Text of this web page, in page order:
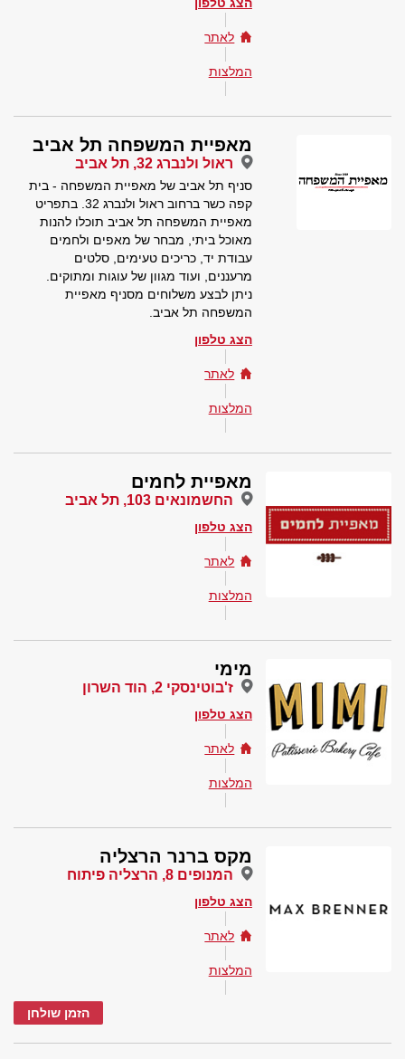
לאתר
המלצות
מאפיית המשפחה תל אביב
ראול ולנברג 32, תל אביב
סניף תל אביב של מאפיית המשפחה - בית
קפה כשר ברחוב ראול ולנברג 32. בתפריט
מאפיית המשפחה תל אביב תוכלו להנות
מאוכל ביתי, מבחר של מאפים ולחמים
עבודת יד, כריכים טעימים, סלטים
מרעננים, ועוד מגוון של עוגות ומתוקים.
ניתן לבצע משלוחים מסניף מאפיית
המשפחה תל אביב.
הצג טלפון
לאתר
המלצות
מאפיית לחמים
החשמונאים 103, תל אביב
הצג טלפון
לאתר
המלצות
מימי
ז'בוטינסקי 2, הוד השרון
הצג טלפון
לאתר
המלצות
מקס ברנר הרצליה
המנופים 8, הרצליה פיתוח
הצג טלפון
לאתר
המלצות
הזמן שולחן